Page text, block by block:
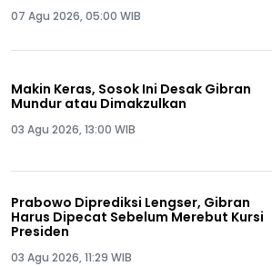
07 Agu 2026, 05:00 WIB
Makin Keras, Sosok Ini Desak Gibran
Mundur atau Dimakzulkan
03 Agu 2026, 13:00 WIB
Prabowo Diprediksi Lengser, Gibran
Harus Dipecat Sebelum Merebut Kursi
Presiden
03 Agu 2026, 11:29 WIB